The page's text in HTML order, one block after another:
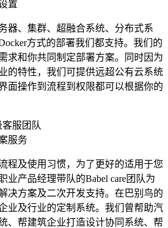
置
器、集群、超融合系统、分布式系
方式的部署我们都支持。我们的
求和你共同制定部署方案。同时因为
的特性，我们可提供远超公有云系统
面操作到流程到权限都可以根据你的
客服团队
服务
程及使用习惯，为了更好的适用于您
业产品经理带队的Babel care团队为
决方案及二次开发支持。在巴别鸟的
业及行业的定制系统。我们曾帮助汽
、帮建筑企业打造设计协同系统、帮